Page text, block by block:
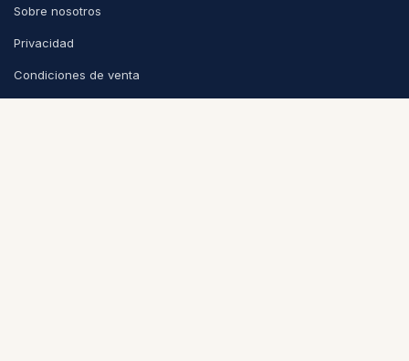
Sobre nosotros
Privacidad
Condiciones de venta